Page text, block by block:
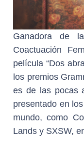
Ganadora de
Coactuación
película “Dos
los premios
es de las pocas
presentado en
mundo, como
Lands y SXSW,